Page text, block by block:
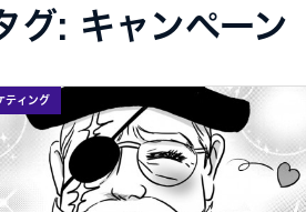
グ: キャンペーン
ティング